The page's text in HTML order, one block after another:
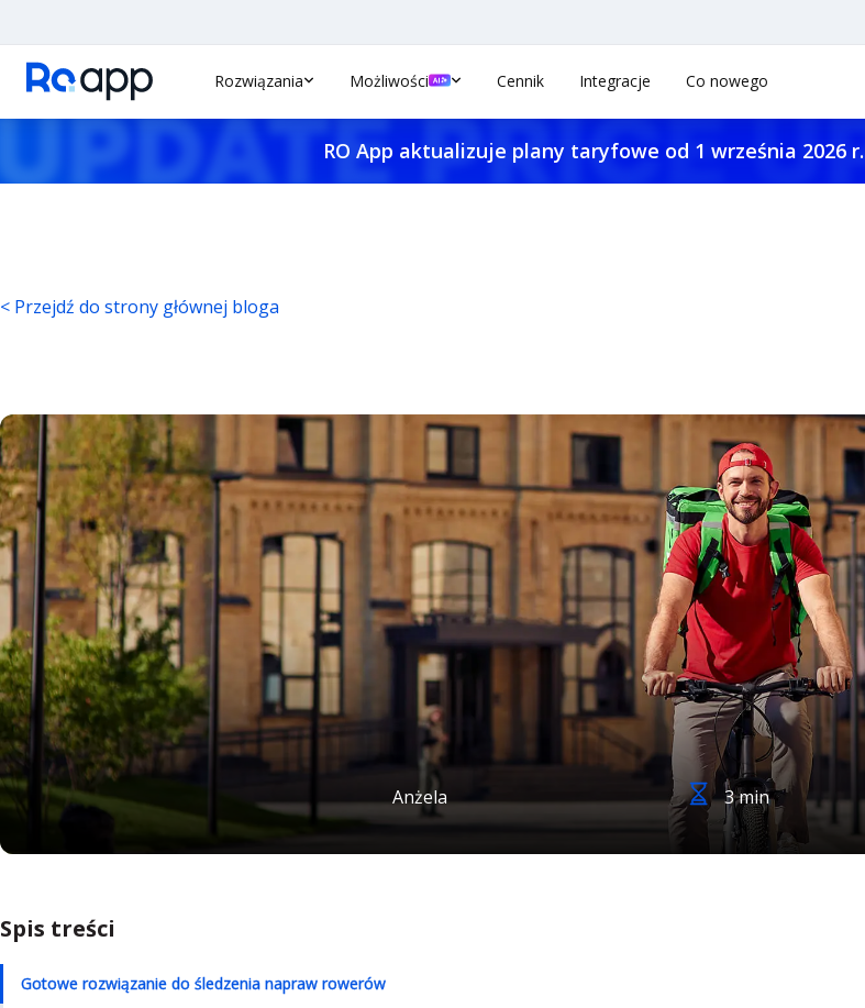
Rozwiązania Możliwości Cennik Integracje Co nowego
RO App aktualizuje plany taryfowe od 1 września 2026 r.
< Przejdź do strony głównej bloga
Anżela 3 min
Spis treści
Gotowe rozwiązanie do śledzenia napraw rowerów